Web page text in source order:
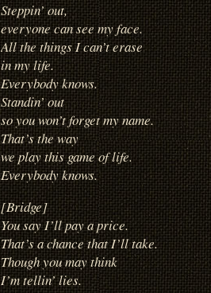
Steppin’ out,
everyone can see my face.
All the things I can’t erase
in my life.
Everybody knows.
Standin’ out
so you won’t forget my name.
That’s the way
we play this game of life.
Everybody knows.
[Bridge]
You say I’ll pay a price.
That’s a chance that I’ll take.
Though you may think
I’m tellin’ lies.